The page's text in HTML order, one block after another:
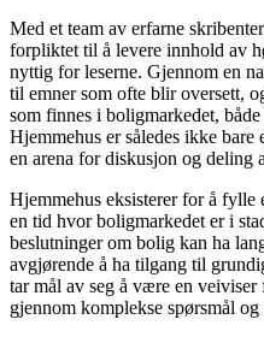
Med et team av erfarne
forpliktet til å levere innhold av
nyttig for leserne. Gjennom en
til emner som ofte blir oversett,
som finnes i boligmarkedet,
Hjemmehus er således ikke
en arena for diskusjon og deling
Hjemmehus eksisterer for å
en tid hvor boligmarkedet er i
beslutninger om bolig kan ha
avgjørende å ha tilgang til
tar mål av seg å være en
gjennom komplekse spørsmål